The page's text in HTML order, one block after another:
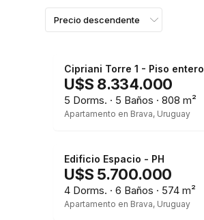
Cipriani Torre 1 - Piso entero
U$S 8.334.000
5 Dorms. · 5 Baños · 808 m²
Apartamento en Brava, Uruguay
Edificio Espacio - PH
U$S 5.700.000
4 Dorms. · 6 Baños · 574 m²
Apartamento en Brava, Uruguay